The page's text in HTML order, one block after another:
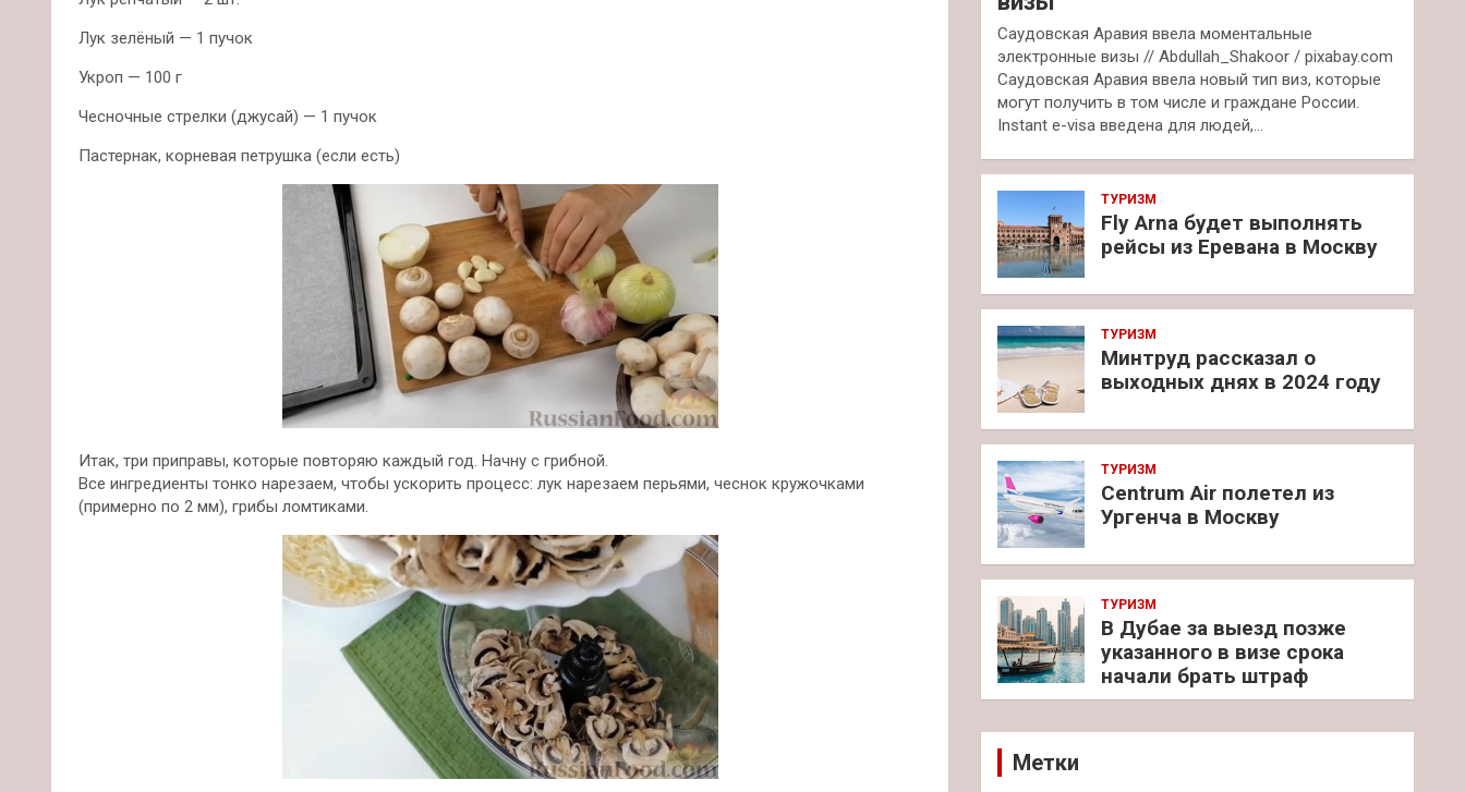
Лук зелёный — 1 пучок
Укроп — 100 г
Чесночные стрелки (джусай) — 1 пучок
Пастернак, корневая петрушка (если есть)
Итак, три приправы, которые повторяю каждый год. Начну с грибной.
Все ингредиенты тонко нарезаем, чтобы ускорить процесс: лук нарезаем перьями, чеснок кружочками
(примерно по 2 мм), грибы ломтиками.
Саудовская Аравия ввела моментальные
электронные визы // Abdullah_Shakoor / pixabay.com
Саудовская Аравия ввела новый тип виз, которые
могут получить в том числе и граждане России.
Instant e-visa введена для людей,…
ТУРИЗМ
Fly Arna будет выполнять
рейсы из Еревана в Москву
ТУРИЗМ
Минтруд рассказал о
выходных днях в 2024 году
ТУРИЗМ
Centrum Air полетел из
Ургенча в Москву
ТУРИЗМ
В Дубае за выезд позже
указанного в визе срока
начали брать штраф
Метки